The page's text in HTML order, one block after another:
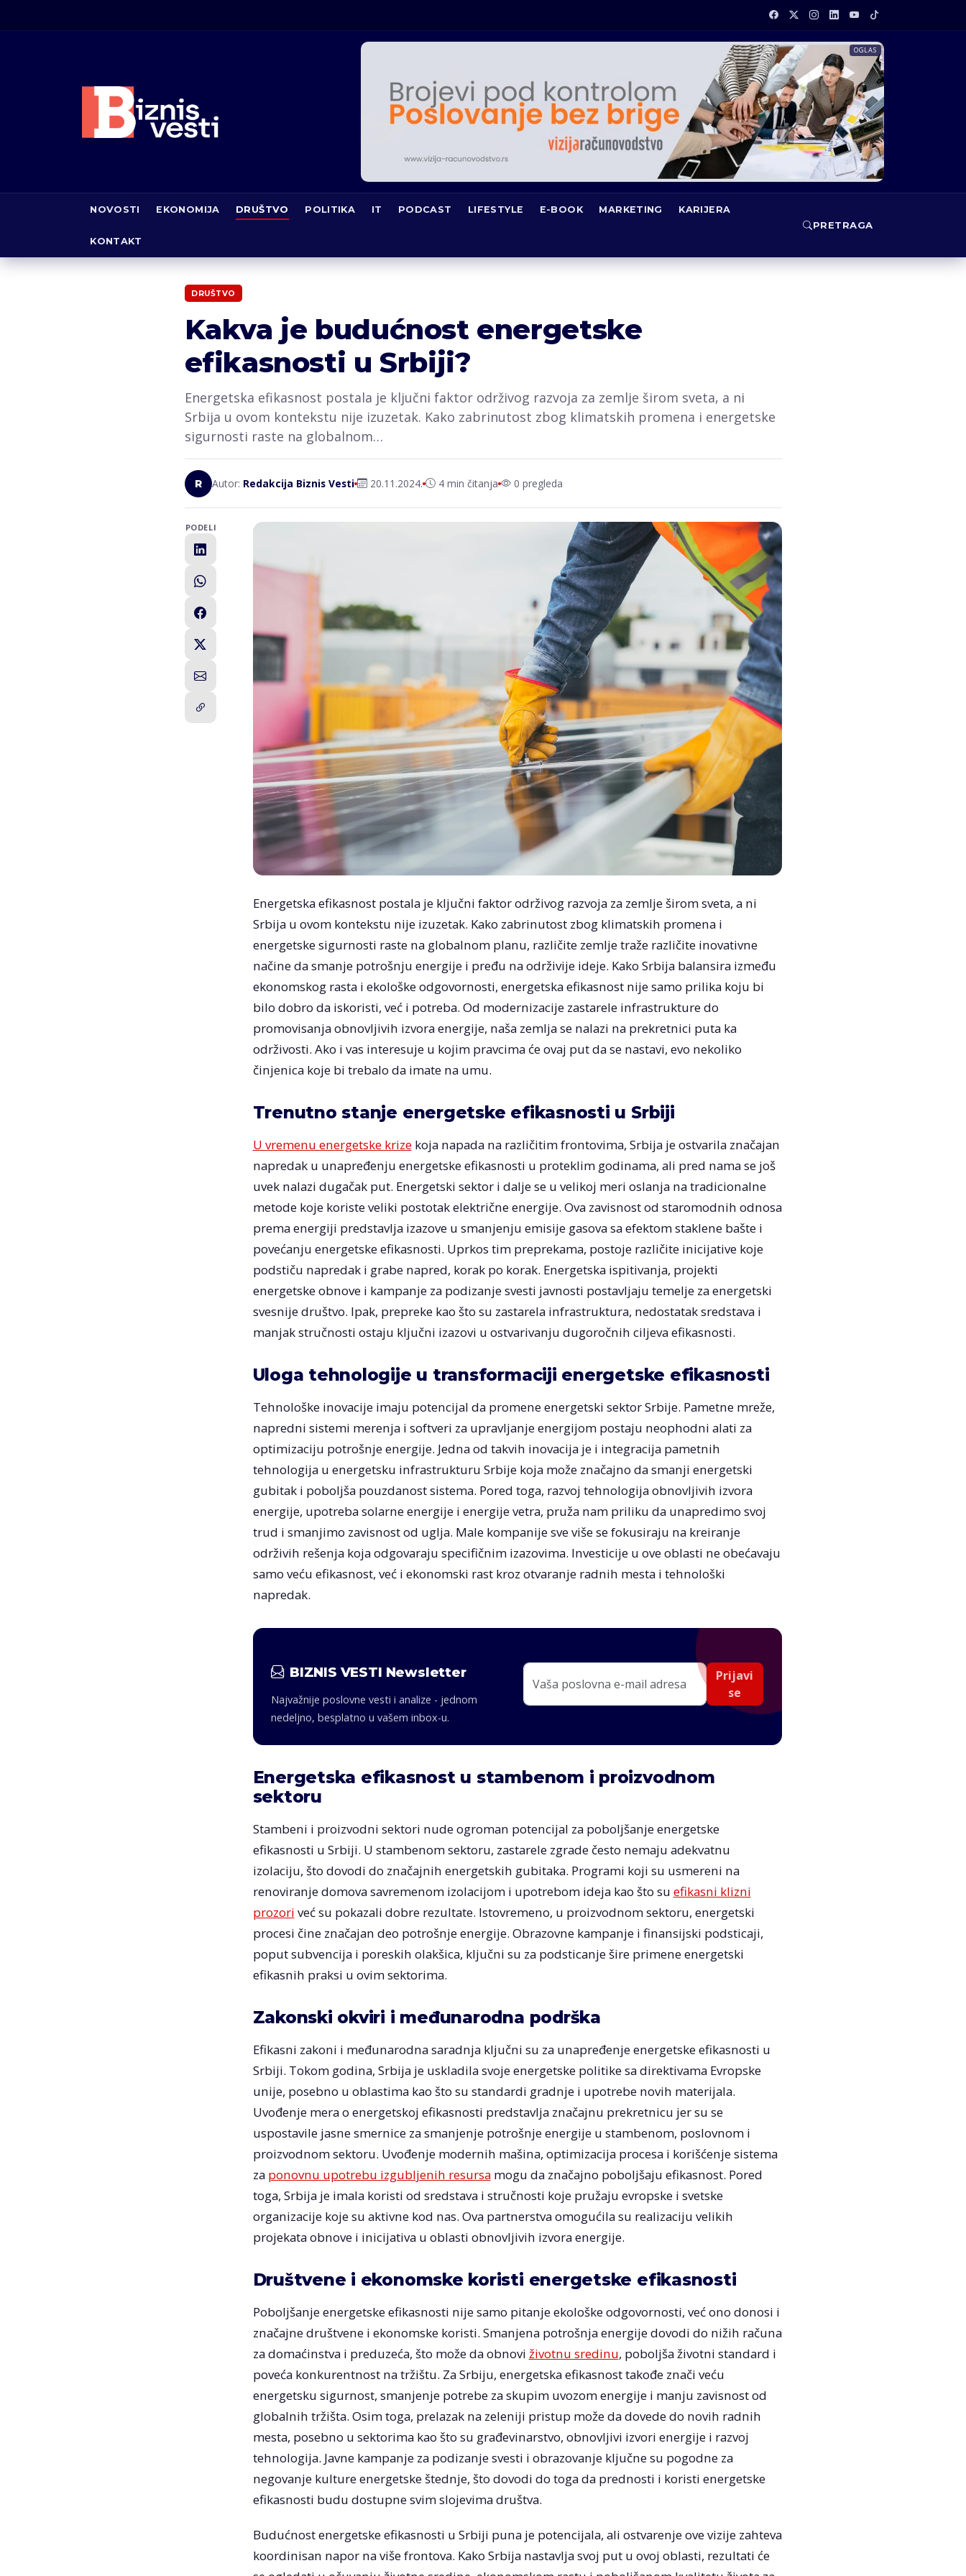
OGLAS
NOVOSTI EKONOMIJA DRUŠTVO POLITIKA IT PODCAST LIFESTYLE E-BOOK MARKETING KARIJERA
KONTAKT
PRETRAGA
DRUŠTVO
Kakva je budućnost energetske
efikasnosti u Srbiji?
Energetska efikasnost postala je ključni faktor održivog razvoja za zemlje širom sveta, a ni
Srbija u ovom kontekstu nije izuzetak. Kako zabrinutost zbog klimatskih promena i energetske
sigurnosti raste na globalnom…
R Autor: Redakcija Biznis Vesti 20.11.2024. 4 min čitanja 0 pregleda
PODELI
Energetska efikasnost postala je ključni faktor održivog razvoja za zemlje širom sveta, a ni
Srbija u ovom kontekstu nije izuzetak. Kako zabrinutost zbog klimatskih promena i
energetske sigurnosti raste na globalnom planu, različite zemlje traže različite inovativne
načine da smanje potrošnju energije i pređu na održivije ideje. Kako Srbija balansira između
ekonomskog rasta i ekološke odgovornosti, energetska efikasnost nije samo prilika koju bi
bilo dobro da iskoristi, već i potreba. Od modernizacije zastarele infrastrukture do
promovisanja obnovljivih izvora energije, naša zemlja se nalazi na prekretnici puta ka
održivosti. Ako i vas interesuje u kojim pravcima će ovaj put da se nastavi, evo nekoliko
činjenica koje bi trebalo da imate na umu.
Trenutno stanje energetske efikasnosti u Srbiji
U vremenu energetske krizekoja napada na različitim frontovima, Srbija je ostvarila značajan
napredak u unapređenju energetske efikasnosti u proteklim godinama, ali pred nama se još
uvek nalazi dugačak put. Energetski sektor i dalje se u velikoj meri oslanja na tradicionalne
metode koje koriste veliki postotak električne energije. Ova zavisnost od staromodnih odnosa
prema energiji predstavlja izazove u smanjenju emisije gasova sa efektom staklene bašte i
povećanju energetske efikasnosti. Uprkos tim preprekama, postoje različite inicijative koje
podstiču napredak i grabe napred, korak po korak. Energetska ispitivanja, projekti
energetske obnove i kampanje za podizanje svesti javnosti postavljaju temelje za energetski
svesnije društvo. Ipak, prepreke kao što su zastarela infrastruktura, nedostatak sredstava i
manjak stručnosti ostaju ključni izazovi u ostvarivanju dugoročnih ciljeva efikasnosti.
Uloga tehnologije u transformaciji energetske efikasnosti
Tehnološke inovacije imaju potencijal da promene energetski sektor Srbije. Pametne mreže,
napredni sistemi merenja i softveri za upravljanje energijom postaju neophodni alati za
optimizaciju potrošnje energije. Jedna od takvih inovacija je i integracija pametnih
tehnologija u energetsku infrastrukturu Srbije koja može značajno da smanji energetski
gubitak i poboljša pouzdanost sistema. Pored toga, razvoj tehnologija obnovljivih izvora
energije, upotreba solarne energije i energije vetra, pruža nam priliku da unapredimo svoj
trud i smanjimo zavisnost od uglja. Male kompanije sve više se fokusiraju na kreiranje
održivih rešenja koja odgovaraju specifičnim izazovima. Investicije u ove oblasti ne obećavaju
samo veću efikasnost, već i ekonomski rast kroz otvaranje radnih mesta i tehnološki
napredak.
BIZNIS VESTI Newsletter
Najvažnije poslovne vesti i analize - jednom
nedeljno, besplatno u vašem inbox-u.
Prijavi
se
Energetska efikasnost u stambenom i proizvodnom
sektoru
Stambeni i proizvodni sektori nude ogroman potencijal za poboljšanje energetske
efikasnosti u Srbiji. U stambenom sektoru, zastarele zgrade često nemaju adekvatnu
izolaciju, što dovodi do značajnih energetskih gubitaka. Programi koji su usmereni na
renoviranje domova savremenom izolacijom i upotrebom ideja kao što su efikasni klizni
prozori već su pokazali dobre rezultate. Istovremeno, u proizvodnom sektoru, energetski
procesi čine značajan deo potrošnje energije. Obrazovne kampanje i finansijski podsticaji,
poput subvencija i poreskih olakšica, ključni su za podsticanje šire primene energetski
efikasnih praksi u ovim sektorima.
Zakonski okviri i međunarodna podrška
Efikasni zakoni i međunarodna saradnja ključni su za unapređenje energetske efikasnosti u
Srbiji. Tokom godina, Srbija je uskladila svoje energetske politike sa direktivama Evropske
unije, posebno u oblastima kao što su standardi gradnje i upotrebe novih materijala.
Uvođenje mera o energetskoj efikasnosti predstavlja značajnu prekretnicu jer su se
uspostavile jasne smernice za smanjenje potrošnje energije u stambenom, poslovnom i
proizvodnom sektoru. Uvođenje modernih mašina, optimizacija procesa i korišćenje sistema
za ponovnu upotrebu izgubljenih resursamogu da značajno poboljšaju efikasnost. Pored
toga, Srbija je imala koristi od sredstava i stručnosti koje pružaju evropske i svetske
organizacije koje su aktivne kod nas. Ova partnerstva omogućila su realizaciju velikih
projekata obnove i inicijativa u oblasti obnovljivih izvora energije.
Društvene i ekonomske koristi energetske efikasnosti
Poboljšanje energetske efikasnosti nije samo pitanje ekološke odgovornosti, već ono donosi i
značajne društvene i ekonomske koristi. Smanjena potrošnja energije dovodi do nižih računa
za domaćinstva i preduzeća, što može da obnovi životnu sredinu, poboljša životni standard i
poveća konkurentnost na tržištu. Za Srbiju, energetska efikasnost takođe znači veću
energetsku sigurnost, smanjenje potrebe za skupim uvozom energije i manju zavisnost od
globalnih tržišta. Osim toga, prelazak na zeleniji pristup može da dovede do novih radnih
mesta, posebno u sektorima kao što su građevinarstvo, obnovljivi izvori energije i razvoj
tehnologija. Javne kampanje za podizanje svesti i obrazovanje ključne su pogodne za
negovanje kulture energetske štednje, što dovodi do toga da prednosti i koristi energetske
efikasnosti budu dostupne svim slojevima društva.
Budućnost energetske efikasnosti u Srbiji puna je potencijala, ali ostvarenje ove vizije zahteva
koordinisan napor na više frontova. Kako Srbija nastavlja svoj put u ovoj oblasti, rezultati će